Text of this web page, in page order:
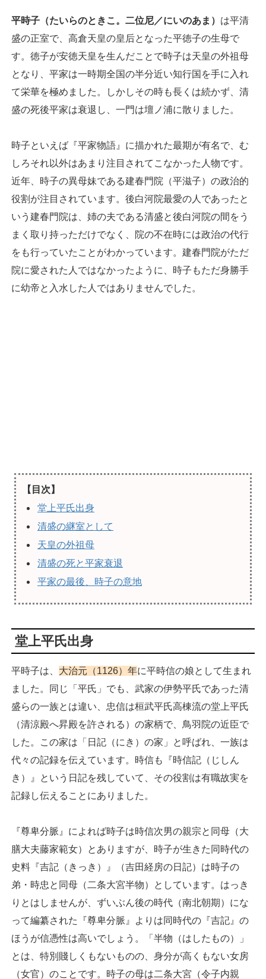
平時子（たいらのときこ。二位尼／にいのあま） は平清
盛の正室で、高倉天皇の皇后となった平徳子の生母で
す。徳子が安徳天皇を生んだことで時子は天皇の外祖母
となり、平家は一時期全国の半分近い知行国を手に入れ
て栄華を極めました。しかしその時も長くは続かず、清
盛の死後平家は衰退し、一門は壇ノ浦に散りました。
時子といえば『平家物語』に描かれた最期が有名で、む
しろそれ以外はあまり注目されてこなかった人物です。
近年、時子の異母妹である建春門院（平滋子）の政治的
役割が注目されています。後白河院最愛の人であったと
いう建春門院は、姉の夫である清盛と後白河院の間をう
まく取り持っただけでなく、院の不在時には政治の代行
をも行っていたことがわかっています。建春門院がただ
院に愛された人ではなかったように、時子もただ身勝手
に幼帝と入水した人ではありませんでした。
【目次】
堂上平氏出身
清盛の継室として
天皇の外祖母
清盛の死と平家衰退
平家の最後、時子の意地
堂上平氏出身
平時子は、 大治元（1126）年に平時信の娘として生まれ
ました。同じ「平氏」でも、武家の伊勢平氏であった清
盛らの一族とは違い、忠信は桓武平氏高棟流の堂上平氏
（清涼殿へ昇殿を許される）の家柄で、鳥羽院の近臣で
した。この家は「日記（にき）の家」と呼ばれ、一族は
代々の記録を伝えています。時信も『時信記（じしん
き）』という日記を残していて、その役割は有職故実を
記録し伝えることにありました。
『尊卑分脈』によれば時子は時信次男の親宗と同母（大
膳大夫藤家範女）とありますが、時子が生きた同時代の
史料『吉記（きっき）』（吉田経房の日記）は時子の
弟・時忠と同母（二条大宮半物）としています。はっき
りとはしませんが、ずいぶん後の時代（南北朝期）にな
って編纂された『尊卑分脈』よりは同時代の『吉記』の
ほうが信憑性は高いでしょう。「半物（はしたもの）」
とは、特別賤しくもないものの、身分が高くもない女房
（女官）のことです。時子の母は二条大宮（令子内親